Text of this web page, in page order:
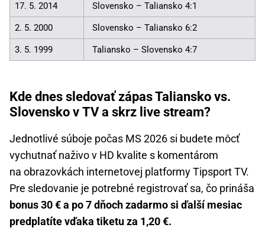
17. 5. 2014 Slovensko – Taliansko 4:1
2. 5. 2000 Slovensko – Taliansko 6:2
3. 5. 1999 Taliansko – Slovensko 4:7
Kde dnes sledovať zápas Taliansko vs.
Slovensko v TV a skrz live stream?
Jednotlivé súboje počas MS 2026 si budete môcť
vychutnať naživo v HD kvalite s komentárom
na obrazovkách internetovej platformy Tipsport TV.
Pre sledovanie je potrebné registrovať sa, čo prináša
bonus 30 € a po 7 dňoch zadarmo si ďalší mesiac
predplatíte vďaka tiketu za 1,20 €.